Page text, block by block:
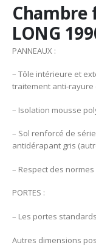
Chambre
LONG
PANNEAUX :
– Tôle intérieure et
traitement anti-rayure
– Isolation mousse
– Sol renforcé de
antidérapant gris
– Respect des
PORTES :
– Les portes
Autres dimensions